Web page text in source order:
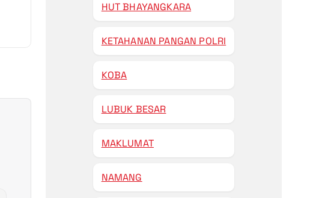
HUT BHAYANGKARA
KETAHANAN PANGAN POLRI
KOBA
LUBUK BESAR
MAKLUMAT
NAMANG